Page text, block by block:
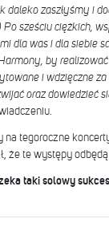
daleko zaszłyśmy i
sześciu ciężkich,
dla was i dla siebie
by
i wdzięczne
oraz dowiedzieć
na tegoroczne
że te występy
taki solowy